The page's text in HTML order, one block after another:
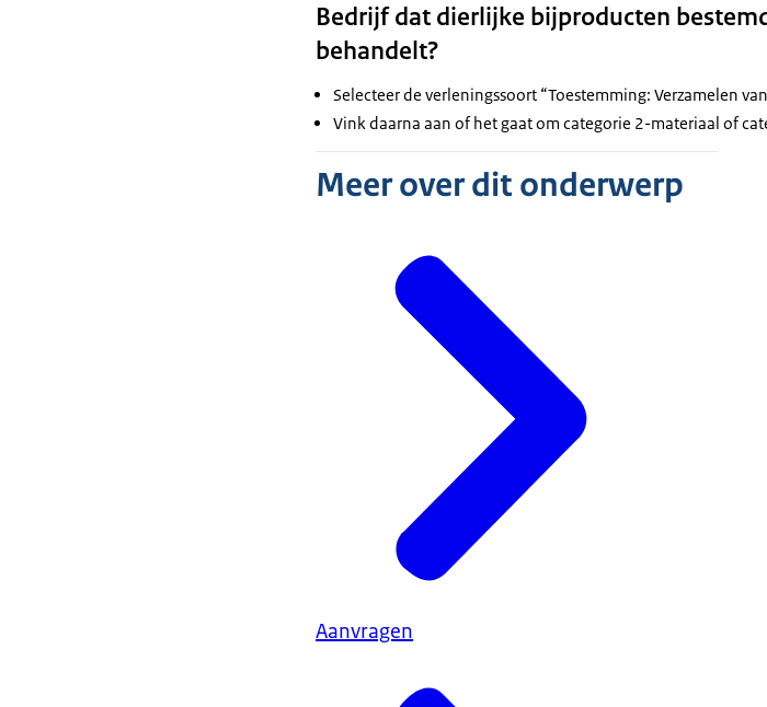
Bedrijf dat dierlijke bijproducten
behandelt?
Selecteer de verleningssoort “Toestemming: Verzamelen
Vink daarna aan of het gaat om categorie 2-materiaal of
Meer over dit onderwerp
Aanvragen